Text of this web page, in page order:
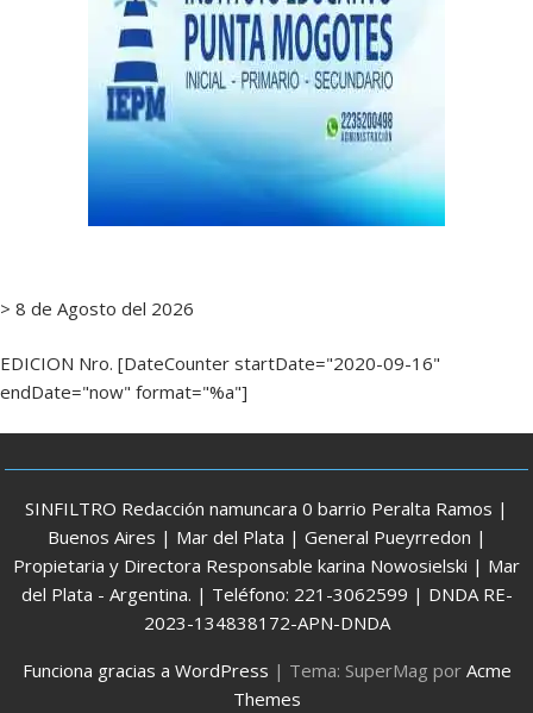
> 8 de Agosto del 2026
EDICION Nro. [DateCounter startDate="2020-09-16"
endDate="now" format="%a"]
SINFILTRO Redacción namuncara 0 barrio Peralta Ramos |
Buenos Aires | Mar del Plata | General Pueyrredon |
Propietaria y Directora Responsable karina Nowosielski | Mar
del Plata - Argentina. | Teléfono: 221-3062599 | DNDA RE-
2023-134838172-APN-DNDA
Funciona gracias a WordPress | Tema: SuperMag por Acme
Themes